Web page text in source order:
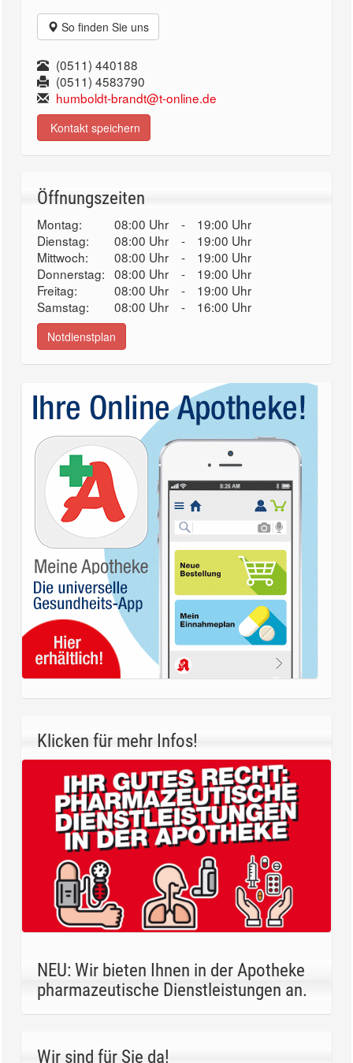
So finden Sie uns
(0511) 440188
(0511) 4583790
humboldt-brandt@t-online.de
Kontakt speichern
Öffnungszeiten
Montag: 08:00 Uhr -
19:00 Uhr
Dienstag:
08:00 Uhr -
19:00 Uhr
Mittwoch:
08:00 Uhr -
19:00 Uhr
Donnerstag: 08:00 Uhr -
19:00 Uhr
Freitag:
08:00 Uhr -
19:00 Uhr
Samstag:
08:00 Uhr - 16:00 Uhr
Notdienstplan
Klicken für mehr Infos!
NEU: Wir bieten Ihnen in der Apotheke
pharmazeutische Dienstleistungen an.
Wir sind für Sie da!